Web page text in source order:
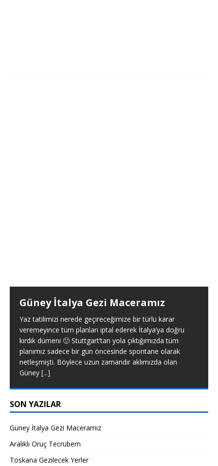
Güney İtalya Gezi Maceramız
Yaz tatilimizi nerede geçireceğimize bir türlü karar
veremeyince tüm planları iptal ederek İtalya’ya doğru
kırdık dümeni 🙂 Stuttgart’tan yola çıktığımızda tüm
planımız sadece bir gün öncesinde spontane olarak
netleşmişti. Böylece uzun zamandır aklımızda olan
Güney [...]
SON YAZILAR
Güney İtalya Gezi Maceramız
Aralıklı Oruç Tecrübem
Toskana Gezilecek Yerler